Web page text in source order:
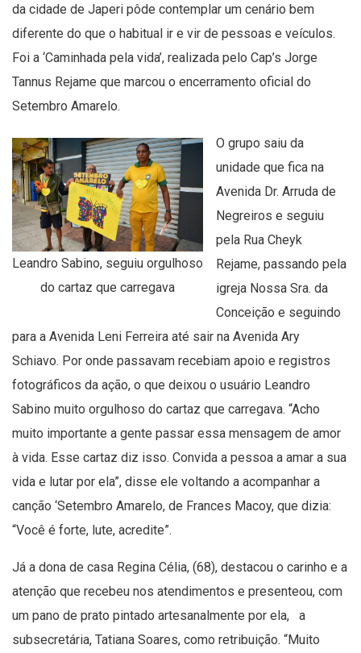
da cidade de Japeri pôde contemplar um cenário bem
diferente do que o habitual ir e vir de pessoas e veículos.
Foi a ‘Caminhada pela vida’, realizada pelo Cap’s Jorge
Tannus Rejame que marcou o encerramento oficial do
Setembro Amarelo.
Leandro Sabino, seguiu orgulhoso
do cartaz que carregava
O grupo saiu da
unidade que fica na
Avenida Dr. Arruda de
Negreiros e seguiu
pela Rua Cheyk
Rejame, passando pela
igreja Nossa Sra. da
Conceição e seguindo
para a Avenida Leni Ferreira até sair na Avenida Ary
Schiavo. Por onde passavam recebiam apoio e registros
fotográficos da ação, o que deixou o usuário Leandro
Sabino muito orgulhoso do cartaz que carregava. “Acho
muito importante a gente passar essa mensagem de amor
à vida. Esse cartaz diz isso. Convida a pessoa a amar a sua
vida e lutar por ela”, disse ele voltando a acompanhar a
canção ‘Setembro Amarelo, de Frances Macoy, que dizia:
“Você é forte, lute, acredite”.
Já a dona de casa Regina Célia, (68), destacou o carinho e a
atenção que recebeu nos atendimentos e presenteou, com
um pano de prato pintado artesanalmente por ela, a
subsecretária, Tatiana Soares, como retribuição. “Muito